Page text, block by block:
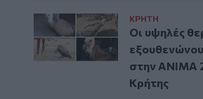
ΚΡΗΤΗ
Οι υψηλές
στην ΑΝΙΜΑ
Κρήτης